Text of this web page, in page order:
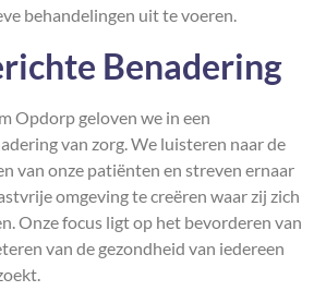
behandelingen uit te voeren.
Benadering
Opdorp geloven we in een
van zorg. We luisteren naar de
van onze patiënten en streven ernaar
omgeving te creëren waar zij zich
Onze focus ligt op het bevorderen van
van de gezondheid van iedereen